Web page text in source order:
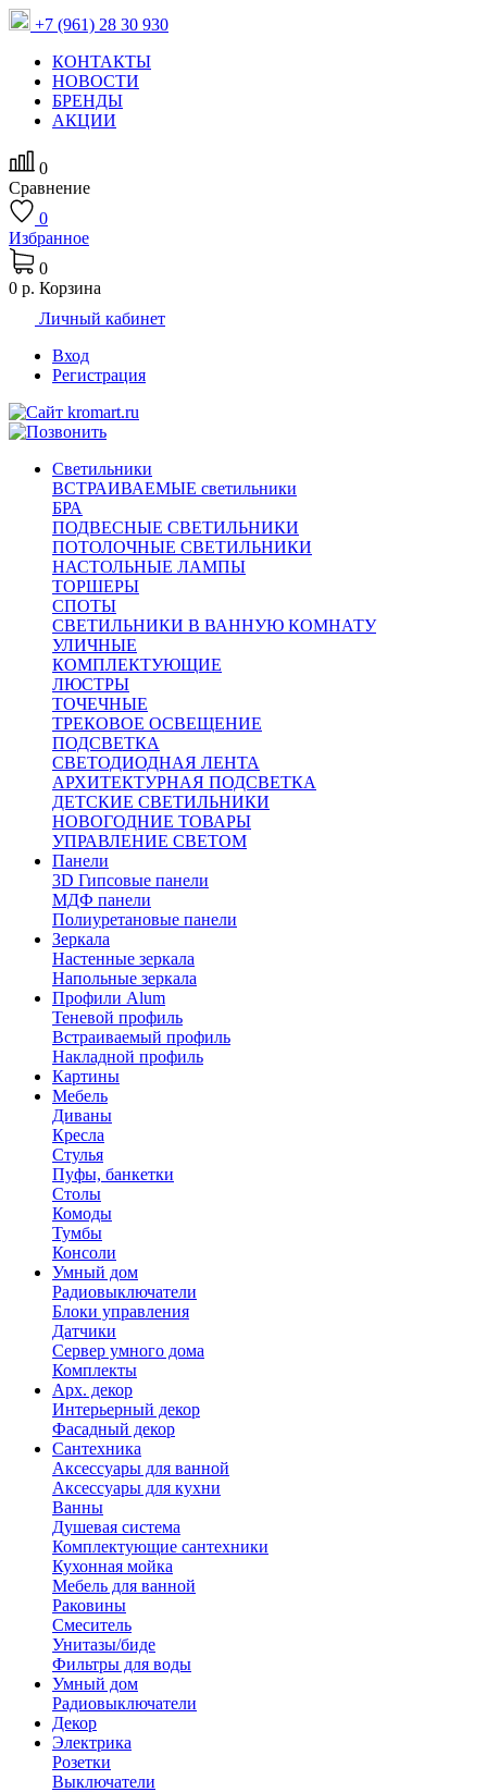
+7 (961) 28 30 930
КОНТАКТЫ
НОВОСТИ
БРЕНДЫ
АКЦИИ
0
Сравнение
0
Избранное
0
0 р. Корзина
Личный кабинет
Вход
Регистрация
Светильники
ВСТРАИВАЕМЫЕ светильники
БРА
ПОДВЕСНЫЕ СВЕТИЛЬНИКИ
ПОТОЛОЧНЫЕ СВЕТИЛЬНИКИ
НАСТОЛЬНЫЕ ЛАМПЫ
ТОРШЕРЫ
СПОТЫ
СВЕТИЛЬНИКИ В ВАННУЮ КОМНАТУ
УЛИЧНЫЕ
КОМПЛЕКТУЮЩИЕ
ЛЮСТРЫ
ТОЧЕЧНЫЕ
ТРЕКОВОЕ ОСВЕЩЕНИЕ
ПОДСВЕТКА
СВЕТОДИОДНАЯ ЛЕНТА
АРХИТЕКТУРНАЯ ПОДСВЕТКА
ДЕТСКИЕ СВЕТИЛЬНИКИ
НОВОГОДНИЕ ТОВАРЫ
УПРАВЛЕНИЕ СВЕТОМ
Панели
3D Гипсовые панели
МДФ панели
Полиуретановые панели
Зеркала
Настенные зеркала
Напольные зеркала
Профили Alum
Теневой профиль
Встраиваемый профиль
Накладной профиль
Картины
Мебель
Диваны
Кресла
Стулья
Пуфы, банкетки
Столы
Комоды
Тумбы
Консоли
Умный дом
Радиовыключатели
Блоки управления
Датчики
Сервер умного дома
Комплекты
Арх. декор
Интерьерный декор
Фасадный декор
Сантехника
Аксессуары для ванной
Аксессуары для кухни
Ванны
Душевая система
Комплектующие сантехники
Кухонная мойка
Мебель для ванной
Раковины
Смеситель
Унитазы/биде
Фильтры для воды
Умный дом
Радиовыключатели
Декор
Электрика
Розетки
Выключатели